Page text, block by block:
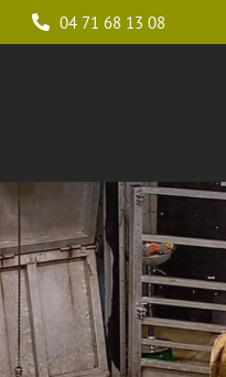
04 71 68 13 08